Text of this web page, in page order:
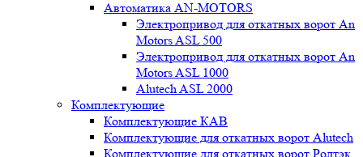
Автоматика AN-MOTORS
Электропривод для откатных ворот An
Motors ASL 500
Электропривод для откатных ворот An
Motors ASL 1000
Alutech ASL 2000
Комплектующие
Комплектующие КАВ
Комплектующие для откатных ворот Alutech
Комплектующие для откатных ворот Ролтэк